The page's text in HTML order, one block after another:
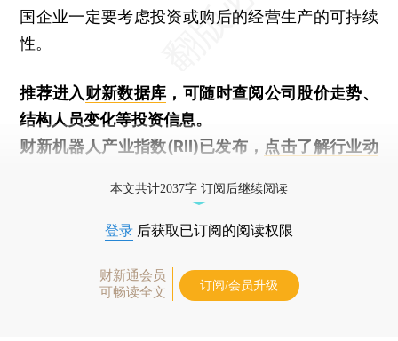
国企业一定要考虑投资或购后的经营生产的可持续
性。
推荐进入财新数据库 ，可随时查阅公司股价走势、
结构人员变化等投资信息。
财新机器人产业指数(RII)已发布， 点击了解行业动
本文共计2037字 订阅后继续阅读
登录 后获取已订阅的阅读权限
财新通会员
可畅读全文
订阅/会员升级